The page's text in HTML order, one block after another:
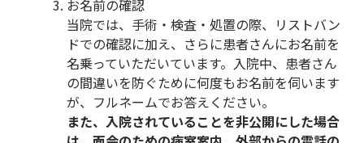
お名前の確認
当院では、手術・検査・処置の際、リストバン
ドでの確認に加え、さらに患者さんにお名前を
名乗っていただいています。入院中、患者さん
の間違いを防ぐために何度もお名前を伺います
が、フルネームでお答えください。
また、入院されていることを非公開にした場合